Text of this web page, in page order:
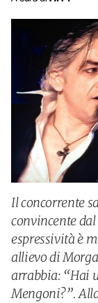
Il concorrente
convincente
espressività è
allievo di
arrabbia: “Hai
Mengoni?”.